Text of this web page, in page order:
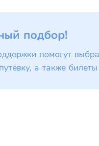
подбор!
помогут
а также